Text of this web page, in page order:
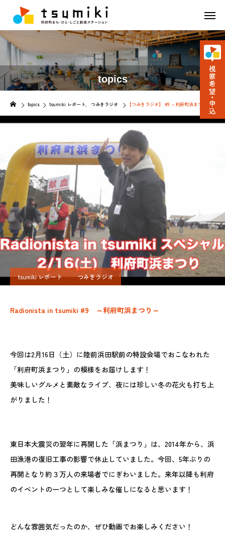
topics
topics tsumiki レポート つみきラジオ 【つみきラジオ】 #9 ～利府町浜まつり～
tsumiki レポート つみきラジオ
Radionista in tsumiki #9 ～利府町浜まつり～
今回は2月16日（土）に陸前浜田駅前の特設会場でおこなわれた
「利府町浜まつり」の模様をお届けします！
美味しいグルメと素敵なライブ、夜には珍しい冬の花火も打ち上
がりました！
東日本大震災の翌年に再開した「浜まつり」は、2014年から、浜
田漁港の復旧工事の影響で休止していました。今回、5年ぶりの
再開となり約３万人の来場者でにぎわいました。来年以降も利府
のイベントの一つとして楽しみな催しになると思います！
どんな雰囲気だったのか、ぜひ動画でお楽しみください！